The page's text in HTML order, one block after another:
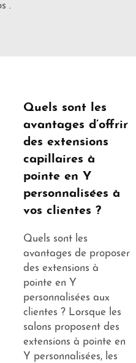
.
Quels sont les
avantages d’offrir
des extensions
capillaires à
pointe en Y
personnalisées à
vos clientes ?
Quels sont les
avantages de proposer
des extensions à
pointe en Y
personnalisées aux
clientes ? Lorsque les
salons proposent des
extensions à pointe en
Y personnalisées, les